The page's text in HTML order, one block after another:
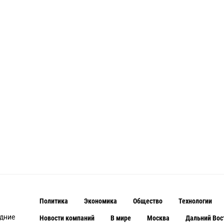
Политика Экономика Общество Технологии
Новости компаний В мире Москва Дальний